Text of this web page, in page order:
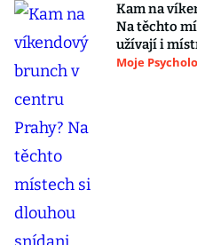
Kam na
Na těchto
užívají i
Moje